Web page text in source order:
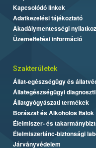
Kapcsolódó linkek
Adatkezelési tájékoztató
Akadálymentességi
Üzemeltetési információ
Szakterületek
Állat-egészségügy és
Állategészségügyi
Állatgyógyászati termékek
Borászat és Alkoholos Italok
Élelmiszer- és
Élelmiszerlánc-biztonsági
Járványvédelem